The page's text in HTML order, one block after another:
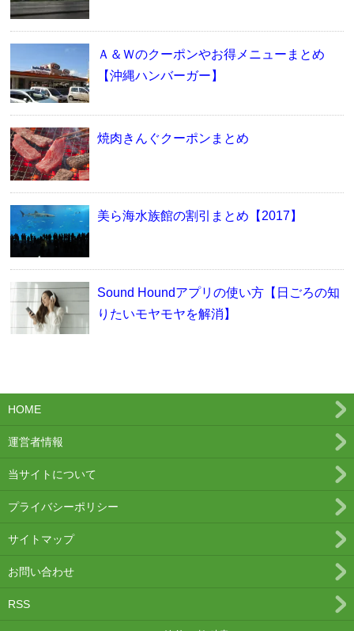
Ａ＆Ｗのクーポンやお得メニューまとめ
【沖縄ハンバーガー】
焼肉きんぐクーポンまとめ
美ら海水族館の割引まとめ【2017】
Sound Houndアプリの使い方【日ごろの知
りたいモヤモヤを解消】
HOME
運営者情報
当サイトについて
プライバシーポリシー
サイトマップ
お問い合わせ
RSS